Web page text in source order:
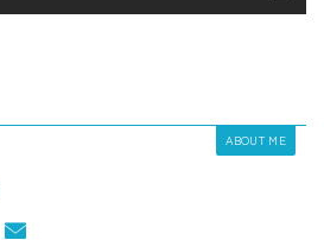
ABOUT ME